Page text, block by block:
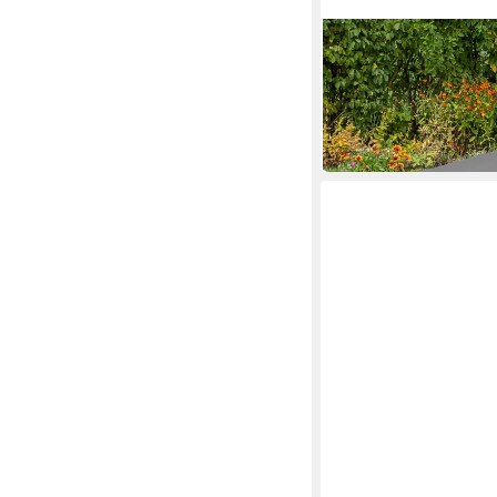
MERXX
Gartenliege
166,42 € UVP442,90 €
-62%
in 4-5 Werktagen bei dir